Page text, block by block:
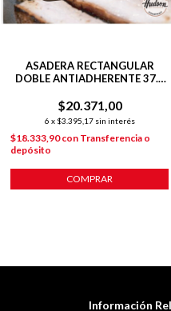
ASADERA RECTANGULAR
DOBLE ANTIADHERENTE 37.5
$20.371,00
6 x $3.395,17 sin interés
$18.333,90con Transferencia o
depósito
COMPRAR
Información